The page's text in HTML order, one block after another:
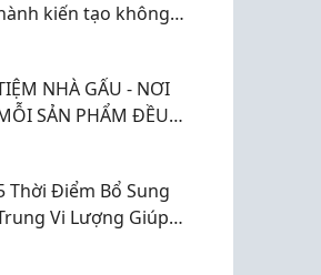
kiến tạo không
NHÀ GẤU - NƠI
SẢN PHẨM ĐỀU
Thời Điểm Bổ Sung
Vi Lượng Giúp